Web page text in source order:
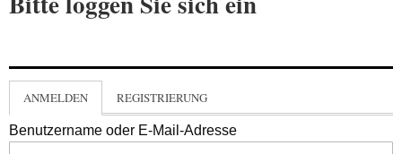
ANMELDEN REGISTRIERUNG
Benutzername oder E-Mail-Adresse